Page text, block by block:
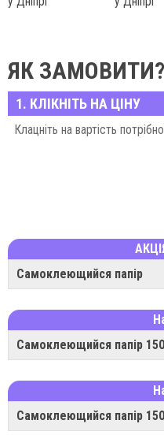
ЯК ЗАМОВИТИ?
1. КЛІКНІТЬ НА ЦІНУ
Клацніть на вартість
Самоклеющийся папір
Самоклеющийся папір
Самоклеющийся папір